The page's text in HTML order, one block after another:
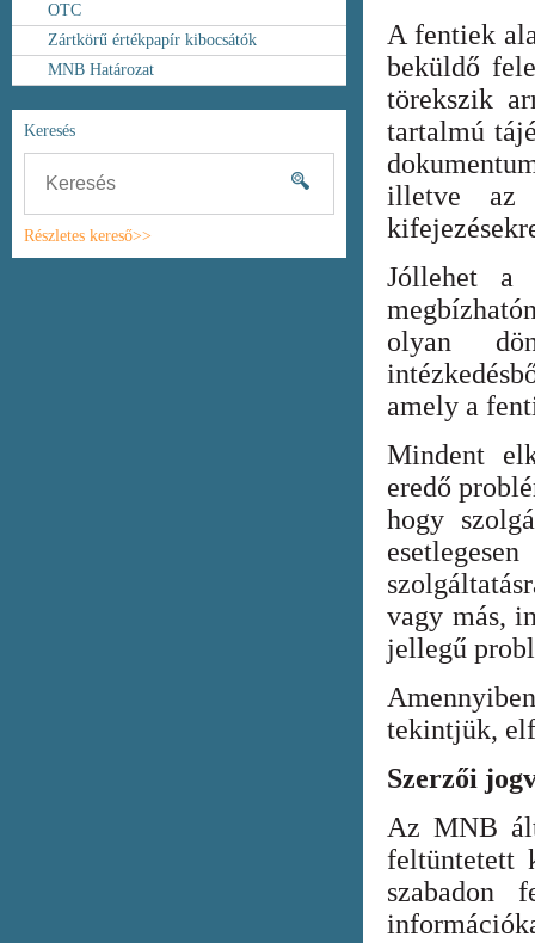
OTC
Zártkörű értékpapír kibocsátók
MNB Határozat
Keresés
Részletes kereső>>
A fentiek
beküldő
törekszik
tartalmú
illetve az
Jóllehet a
olyan
amely a
Mindent
eredő
hogy
vagy más,
jellegű
tekintjük,
Szerzői
Az MNB
feltüntetett
szabadon